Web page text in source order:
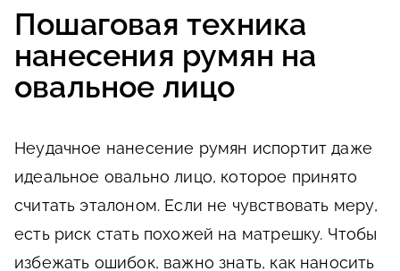
Пошаговая техника
нанесения румян на
овальное лицо
Неудачное нанесение румян испортит даже
идеальное овально лицо, которое принято
считать эталоном. Если не чувствовать меру,
есть риск стать похожей на матрешку. Чтобы
избежать ошибок, важно знать, как наносить